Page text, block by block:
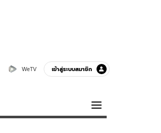
WeTV เข้าสู่ระบบสมาชิก